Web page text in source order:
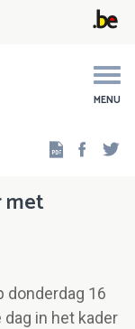
MENU
met
donderdag 16
dag in het kader